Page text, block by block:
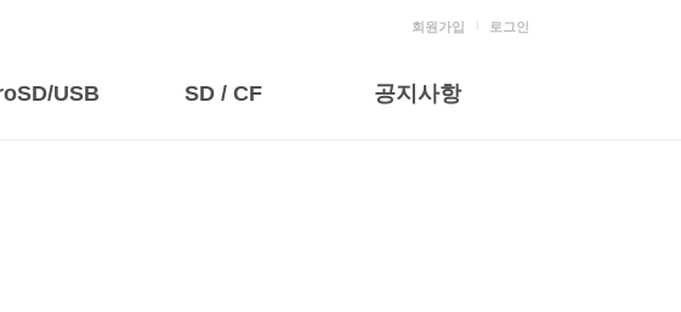
USB SD / CF 공지사항
회원가입 l 로그인